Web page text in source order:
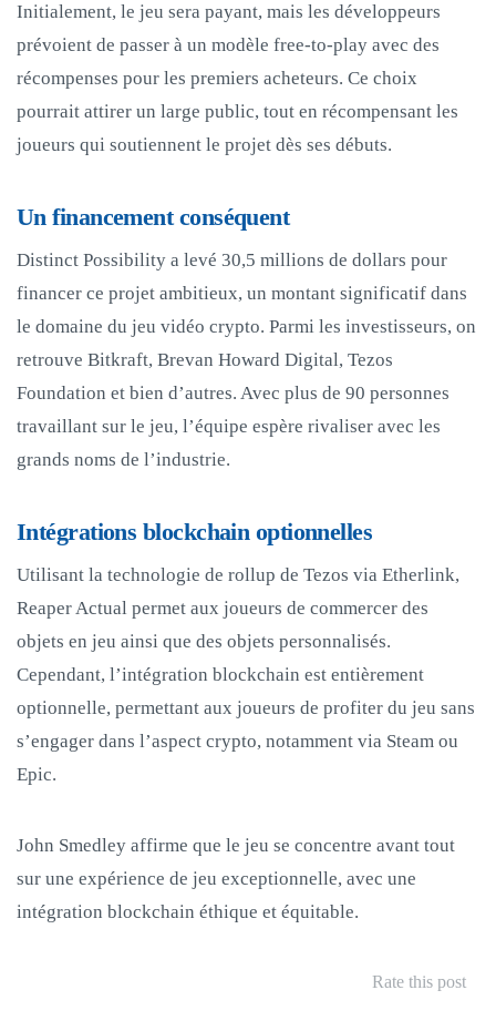
Initialement, le jeu sera payant, mais les développeurs
prévoient de passer à un modèle free-to-play avec des
récompenses pour les premiers acheteurs. Ce choix
pourrait attirer un large public, tout en récompensant les
joueurs qui soutiennent le projet dès ses débuts.
Un financement conséquent
Distinct Possibility a levé 30,5 millions de dollars pour
financer ce projet ambitieux, un montant significatif dans
le domaine du jeu vidéo crypto. Parmi les investisseurs, on
retrouve Bitkraft, Brevan Howard Digital, Tezos
Foundation et bien d’autres. Avec plus de 90 personnes
travaillant sur le jeu, l’équipe espère rivaliser avec les
grands noms de l’industrie.
Intégrations blockchain optionnelles
Utilisant la technologie de rollup de Tezos via Etherlink,
Reaper Actual permet aux joueurs de commercer des
objets en jeu ainsi que des objets personnalisés.
Cependant, l’intégration blockchain est entièrement
optionnelle, permettant aux joueurs de profiter du jeu sans
s’engager dans l’aspect crypto, notamment via Steam ou
Epic.
John Smedley affirme que le jeu se concentre avant tout
sur une expérience de jeu exceptionnelle, avec une
intégration blockchain éthique et équitable.
Rate this post